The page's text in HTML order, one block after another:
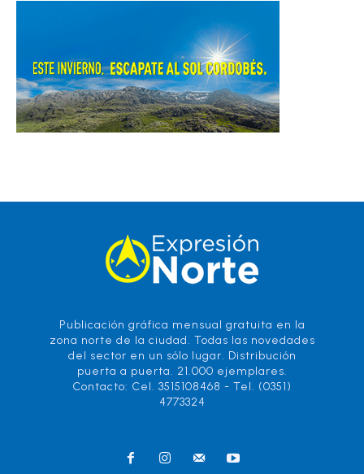
Publicación gráfica mensual gratuita en la
zona norte de la ciudad. Todas las novedades
del sector en un sólo lugar. Distribución
puerta a puerta. 21.000 ejemplares.
Contacto: Cel. 3515108468 - Tel. (0351)
4773324